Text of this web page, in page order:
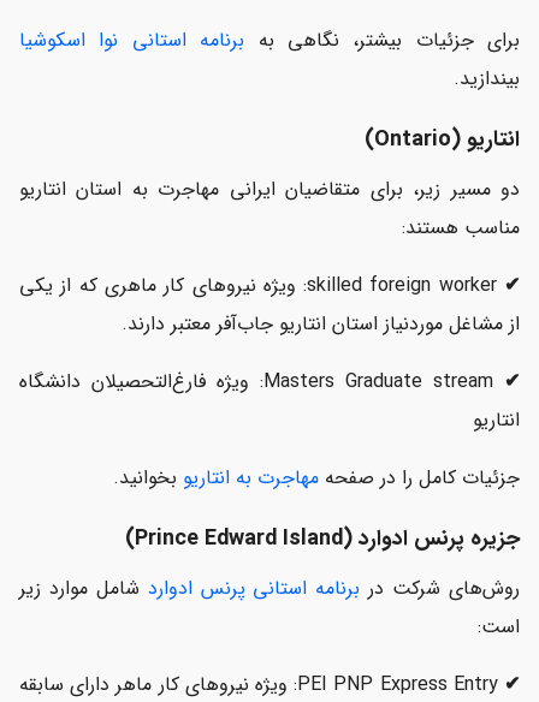
برای جزئیات بیشتر، نگاهی به برنامه استانی نوا اسکوشیا
بیندازید.
انتاریو (Ontario)
دو مسیر زیر، برای متقاضیان ایرانی مهاجرت به استان انتاریو
مناسب هستند:
✔
skilled foreign worker: ویژه نیروهای کار ماهری که از یکی
از مشاغل موردنیاز استان انتاریو جاب‌آفر معتبر دارند.
✔
Masters Graduate stream: ویژه فارغ‌التحصیلان دانشگاه
انتاریو
جزئیات کامل را در صفحه مهاجرت به انتاریو بخوانید.
جزیره پرنس ادوارد (Prince Edward Island)
روش‌های شرکت در برنامه استانی پرنس ادوارد شامل موارد زیر
است:
✔
PEI PNP Express Entry: ویژه نیروهای کار ماهر دارای سابقه